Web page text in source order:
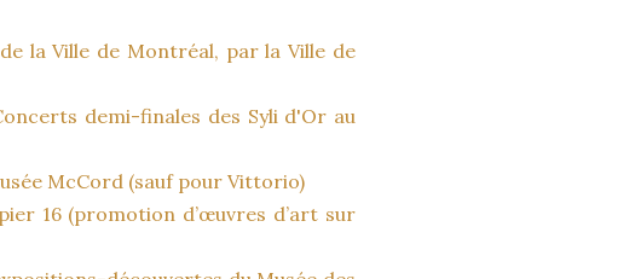
la Ville de Montréal, par la Ville de
demi-finales des Syli d'Or au
McCord (sauf pour Vittorio)
16 (promotion d’œuvres d’art sur